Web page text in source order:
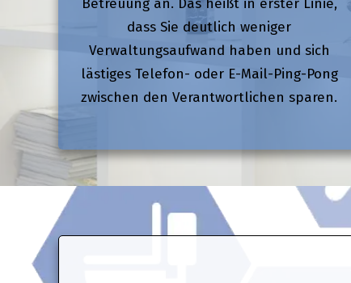
Betreuung an. Das heißt in erster Linie,
dass Sie deutlich weniger
Verwaltungsaufwand haben und sich
lästiges Telefon- oder E-Mail-Ping-Pong
zwischen den Verantwortlichen sparen.